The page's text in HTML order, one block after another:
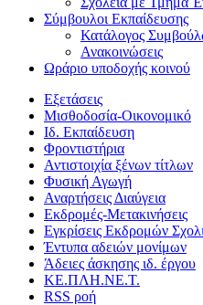
Σύμβουλοι Εκπαίδευσης
Κατάλογος
Ανακοινώσεις
Ωράριο υποδοχής κοινού
Εξετάσεις
Μισθοδοσία-Οικονομικό
Ιδ. Εκπαίδευση
Φροντιστήρια
Αντιστοιχία ξένων τίτλων
Φυσική Αγωγή
Αναρτήσεις Διαύγεια
Εκδρομές-Μετακινήσεις
Εγκρίσεις Εκδρομών
Έντυπα αδειών μονίμων
Άδειες άσκησης ιδ. έργου
ΚΕ.ΠΛΗ.ΝΕ.Τ.
RSS ροή